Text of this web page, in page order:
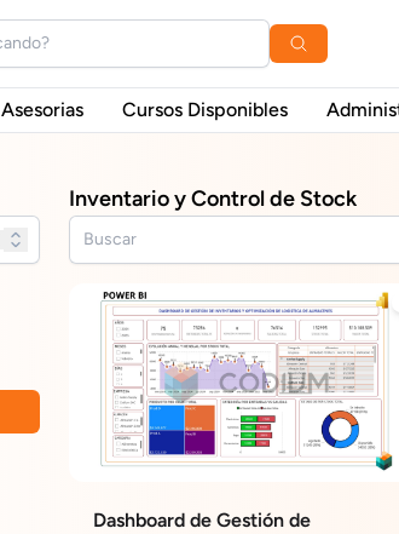
Asesorias Cursos Disponibles
Inventario y Control de Stock
Dashboard de Gestión de